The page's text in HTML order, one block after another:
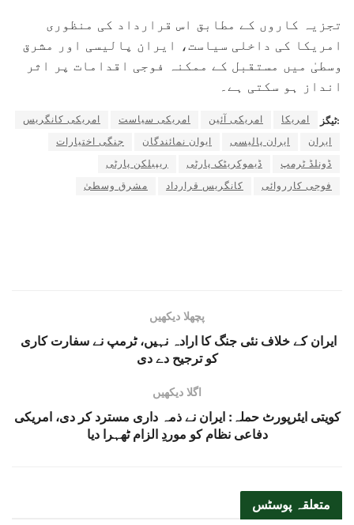
تجزیہ کاروں کے مطابق اس قرارداد کی منظوری
امریکا کی داخلی سیاست، ایران پالیسی اور مشرق
وسطیٰ میں مستقبل کے ممکنہ فوجی اقدامات پر اثر
انداز ہو سکتی ہے۔
ٹیگز: امریکا امریکی آئین امریکی سیاست
امریکی کانگریس
ایران
ایران پالیسی ایوان نمائندگان
جنگی اختیارات
ڈونلڈ ٹرمپ
ڈیموکریٹک پارٹی
ریپبلکن پارٹی
فوجی کارروائی
کانگریس قرارداد مشرق وسطیٰ
پچھلا دیکھیں
کو ترجیح دے دی
اگلا دیکھیں
کویتی ایئرپورٹ حملہ: ایران نے ذمہ داری مسترد کر دی، امریکی
دفاعی نظام کو موردِ الزام ٹھہرا دیا
متعلقہ پوسٹس